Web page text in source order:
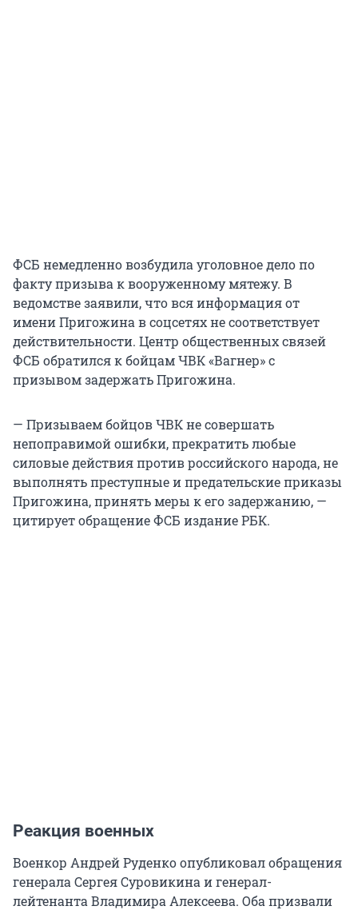
ФСБ немедленно возбудила уголовное дело по
факту призыва к вооруженному мятежу. В
ведомстве заявили, что вся информация от
имени Пригожина в соцсетях не соответствует
действительности. Центр общественных связей
ФСБ обратился к бойцам ЧВК «Вагнер» с
призывом задержать Пригожина.
— Призываем бойцов ЧВК не совершать
непоправимой ошибки, прекратить любые
силовые действия против российского народа, не
выполнять преступные и предательские приказы
Пригожина, принять меры к его задержанию, —
цитирует обращение ФСБ издание РБК.
Реакция военных
Военкор Андрей Руденко опубликовал обращения
генерала Сергея Суровикина и генерал-
лейтенанта Владимира Алексеева. Оба призвали